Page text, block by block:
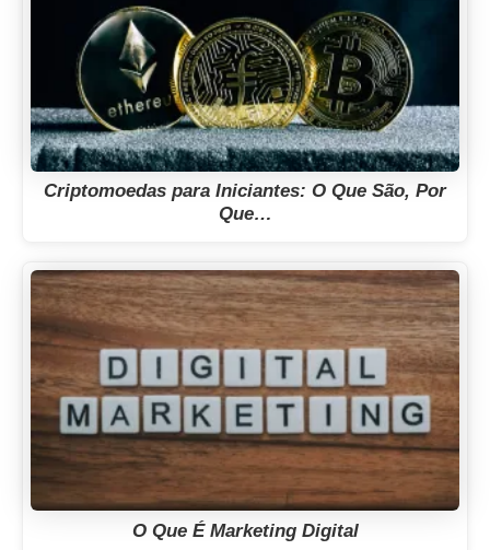
Criptomoedas para Iniciantes: O Que São, Por
Que…
O Que É Marketing Digital